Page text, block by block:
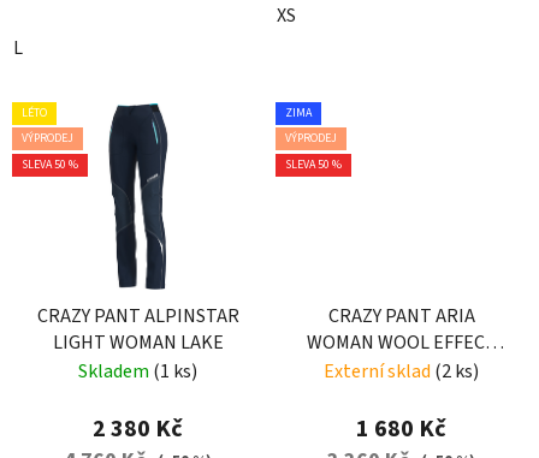
L
XS
LÉTO
VÝPRODEJ
SLEVA 50 %
CRAZY PANT ALPINSTAR
LIGHT WOMAN LAKE
Skladem (1 ks)
2 380 Kč
ZIMA
VÝPRODEJ
SLEVA 50 %
CRAZY PANT ARIA
WOMAN WOOL EFFECT
DARK GRAY
Externí sklad (2 ks)
1 680 Kč